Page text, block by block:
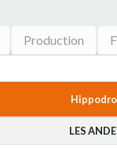
Production
LES